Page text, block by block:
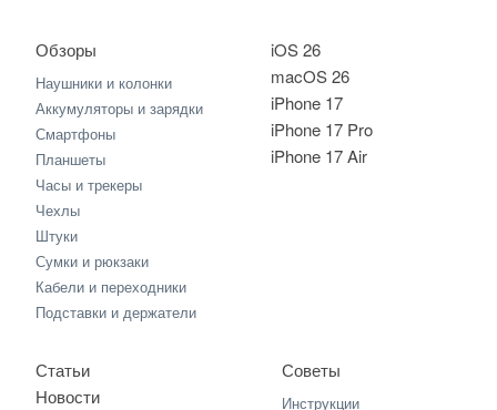
iOS 26
macOS 26
iPhone 17
iPhone 17 Pro
iPhone 17 Air
Обзоры
Наушники и колонки
Аккумуляторы и зарядки
Смартфоны
Планшеты
Часы и трекеры
Чехлы
Штуки
Сумки и рюкзаки
Кабели и переходники
Подставки и держатели
Статьи
Новости
Советы
Инструкции